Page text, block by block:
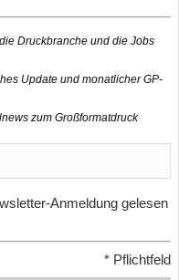
Druckbranche und die Jobs
Update und monatlicher GP-
zum Großformatdruck
Anmeldung gelesen
* Pflichtfeld